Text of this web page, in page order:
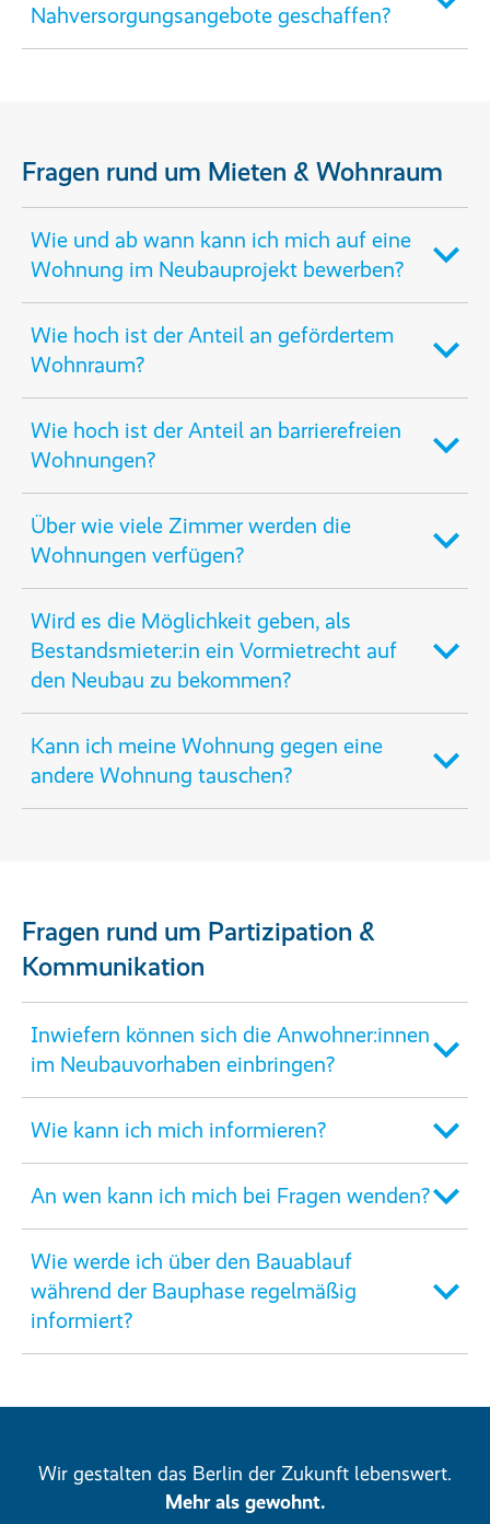
Nahversorgungsangebote geschaffen?
Fragen rund um Mieten & Wohnraum
Wie und ab wann kann ich mich auf eine
Wohnung im Neubauprojekt bewerben?
Wie hoch ist der Anteil an gefördertem
Wohnraum?
Wie hoch ist der Anteil an barrierefreien
Wohnungen?
Über wie viele Zimmer werden die
Wohnungen verfügen?
Wird es die Möglichkeit geben, als
Bestandsmieter:in ein Vormietrecht auf
den Neubau zu bekommen?
Kann ich meine Wohnung gegen eine
andere Wohnung tauschen?
Fragen rund um Partizipation &
Kommunikation
Inwiefern können sich die Anwohner:innen
im Neubauvorhaben einbringen?
Wie kann ich mich informieren?
An wen kann ich mich bei Fragen wenden?
Wie werde ich über den Bauablauf
während der Bauphase regelmäßig
informiert?
Wir gestalten das Berlin der Zukunft lebenswert.
Mehr als gewohnt.